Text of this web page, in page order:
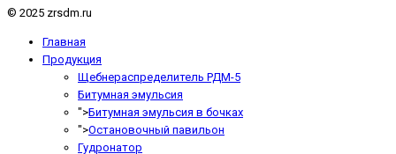
© 2025 zrsdm.ru
Главная
Продукция
Щебнераспределитель РДМ-5
Битумная эмульсия
">Битумная эмульсия в бочках
">Остановочный павильон
Гудронатор